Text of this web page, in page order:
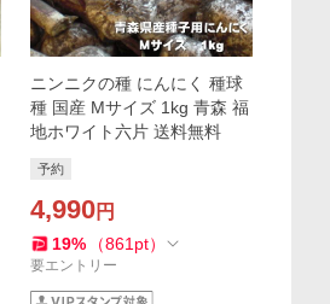
ニンニクの種 にんにく 種球
種 国産 Mサイズ 1kg 青森 福
地ホワイト六片 送料無料
予約
4,990円
19% （861 pt）
要エントリー